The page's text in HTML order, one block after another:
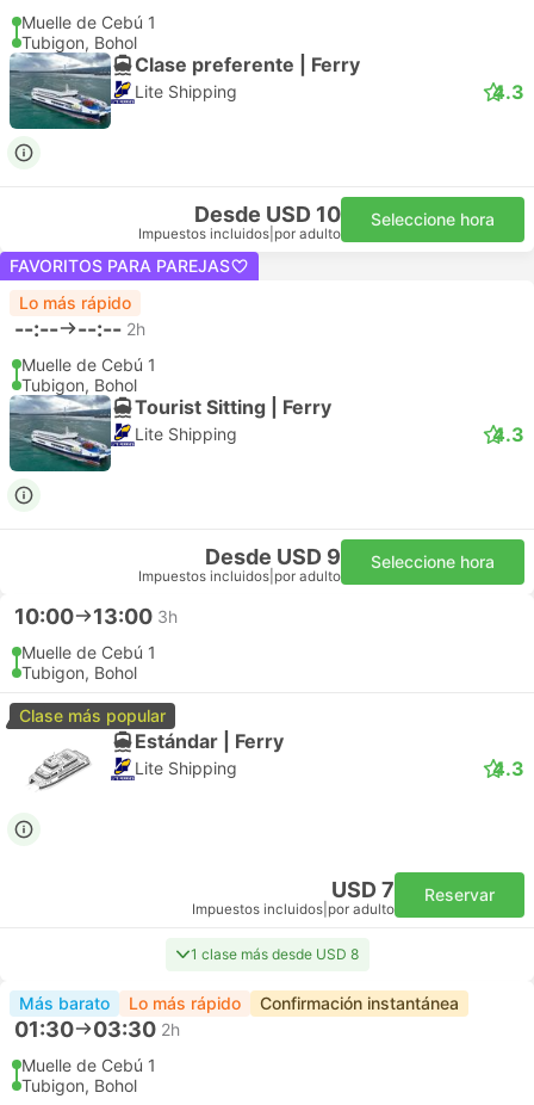
Muelle de Cebú 1
Tubigon, Bohol
Clase preferente | Ferry
Lite Shipping 4.3
Desde USD 10
Impuestos incluidos por adulto
Seleccione hora
FAVORITOS PARA PAREJAS
Lo más rápido
--:-- --:-- 2h
Muelle de Cebú 1
Tubigon, Bohol
Tourist Sitting | Ferry
Lite Shipping 4.3
Desde USD 9
Impuestos incluidos por adulto
Seleccione hora
10:00 13:00 3h
Muelle de Cebú 1
Tubigon, Bohol
Clase más popular
Estándar | Ferry
Lite Shipping 4.3
USD 7
Impuestos incluidos por adulto
Reservar
1 clase más desde USD 8
Más barato Lo más rápido Confirmación instantánea
01:30 03:30 2h
Muelle de Cebú 1
Tubigon, Bohol